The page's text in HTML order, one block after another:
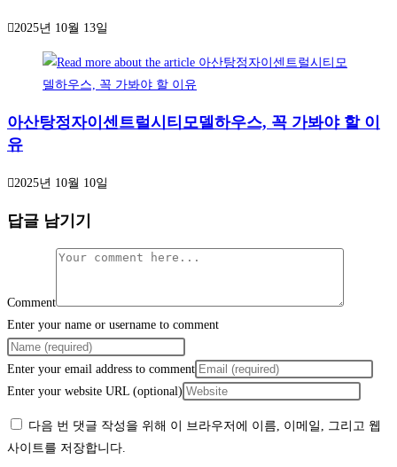
2025년 10월 13일
아산탕정자이센트럴시티모델하우스, 꼭 가봐야 할 이
유
2025년 10월 10일
답글 남기기
Comment
Enter your name or username to comment
Enter your email address to comment
Enter your website URL (optional)
다음 번 댓글 작성을 위해 이 브라우저에 이름, 이메일, 그리고 웹
사이트를 저장합니다.